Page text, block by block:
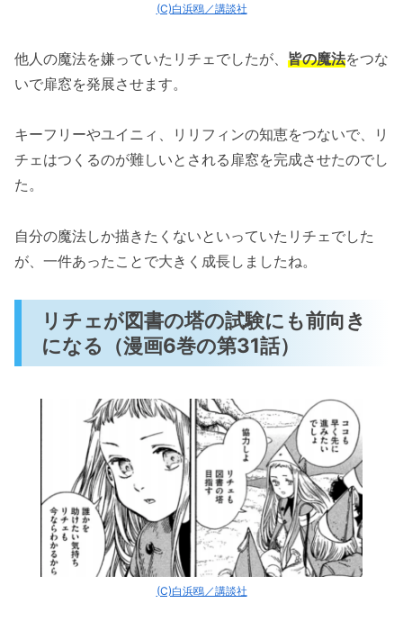
(C)白浜鴎／講談社
他人の魔法を嫌っていたリチェでしたが、 皆の魔法をつな
いで扉窓を発展させます。
キーフリーやユイニィ、リリフィンの知恵をつないで、リ
チェはつくるのが難しいとされる扉窓を完成させたのでし
た。
自分の魔法しか描きたくないといっていたリチェでした
が、一件あったことで大きく成長しましたね。
リチェが図書の塔の試験にも前向き
になる（漫画6巻の第31話）
(C)白浜鴎／講談社